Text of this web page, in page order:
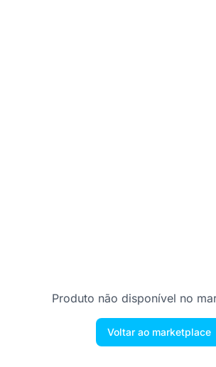
Produto não disponível no
Voltar ao marketplace